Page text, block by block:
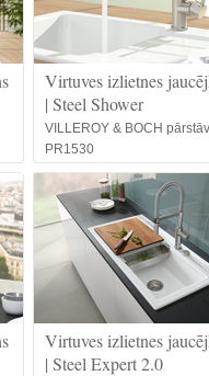
Virtuves izlietnes
| Steel Shower
VILLEROY & BOCH
PR1530
Virtuves izlietnes
| Steel Expert 2.0